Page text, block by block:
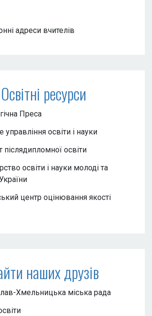
адреси вчителів
Освітні ресурси
Преса
управління освіти і науки
післядипломної освіти
освіти і науки молоді та
центр оцінювання якості
наших друзів
Хмельницька міська рада